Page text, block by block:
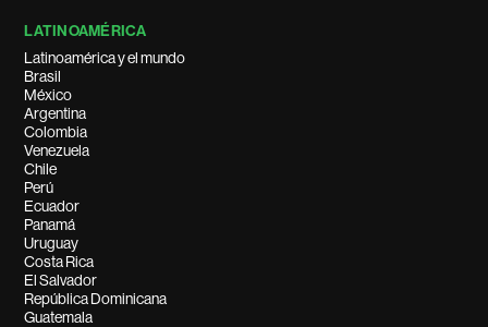
LATINOAMÉRICA
Latinoamérica y el mundo
Brasil
México
Argentina
Colombia
Venezuela
Chile
Perú
Ecuador
Panamá
Uruguay
Costa Rica
El Salvador
República Dominicana
Guatemala